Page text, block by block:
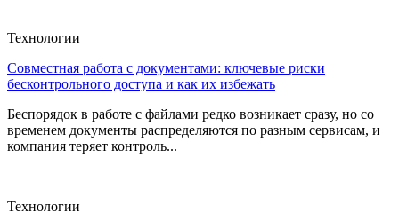
Технологии
Совместная работа с документами: ключевые риски
бесконтрольного доступа и как их избежать
Беспорядок в работе с файлами редко возникает сразу, но со
временем документы распределяются по разным сервисам, и
компания теряет контроль...
Технологии